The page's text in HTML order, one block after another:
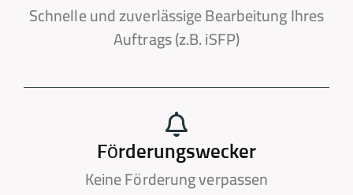
Schnelle und zuverlässige Bearbeitung Ihres
Auftrags (z.B. iSFP)
Förderungswecker
Keine Förderung verpassen